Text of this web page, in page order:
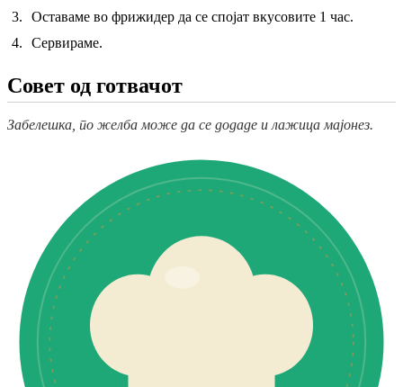
Оставаме во фрижидер да се спојат вкусовите 1 час.
Сервираме.
Совет од готвачот
Забелешка, по желба може да се додаде и лажица мајонез.